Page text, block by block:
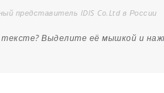
представитель IDIS Co.Ltd в России
тексте? Выделите её мышкой и